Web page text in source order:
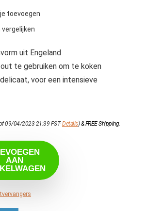
toevoegen
vergelijken
uit Engeland
te gebruiken om te koken
voor een intensieve
09/04/2023 21:39 PST-Details)&FREE Shipping.
AAN